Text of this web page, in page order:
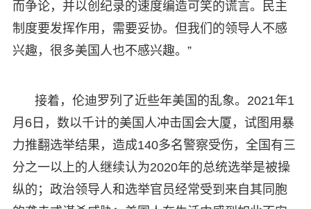
而争论，并以创纪录的速度编造可笑的谎言。民主
制度要发挥作用，需要妥协。但我们的领导人不感
兴趣，很多美国人也不感兴趣。”
接着，伦迪罗列了近些年美国的乱象。2021年1
月6日，数以千计的美国人冲击国会大厦，试图用暴
力推翻选举结果，造成140多名警察受伤，全国有三
分之一以上的人继续认为2020年的总统选举是被操
纵的；政治领导人和选举官员经常受到来自其同胞